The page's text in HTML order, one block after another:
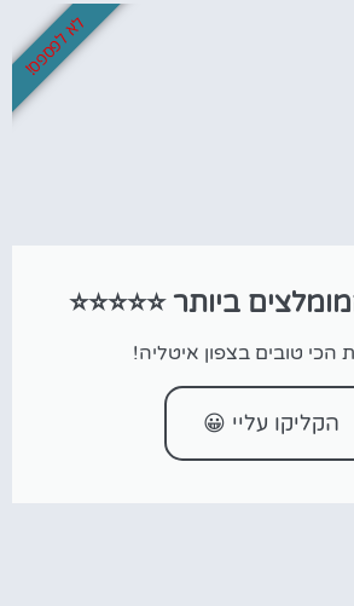
ביותר ⭐⭐⭐⭐⭐
הכי טובים בצפון איטליה!
הקליקו עליי 😀
לא לפספס!